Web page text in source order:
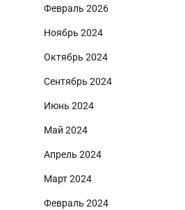
Февраль 2026
Ноябрь 2024
Октябрь 2024
Сентябрь 2024
Июнь 2024
Май 2024
Апрель 2024
Март 2024
Февраль 2024